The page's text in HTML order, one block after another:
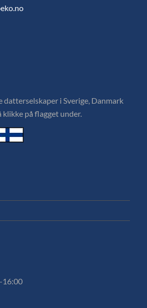
datterselskaper i Sverige, Danmark
klikke på flagget under.
16:00